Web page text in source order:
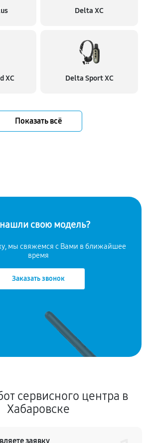
Delta XC
XC Delta Sport XC
Показать всё
свою модель?
мы свяжемся с Вами в ближайшее
время
Заказать звонок
сервисного центра в
Хабаровске
заявку